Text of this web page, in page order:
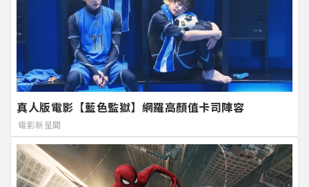
真人版電影【藍色監獄】網羅高顏值卡司陣容
電影新星聞